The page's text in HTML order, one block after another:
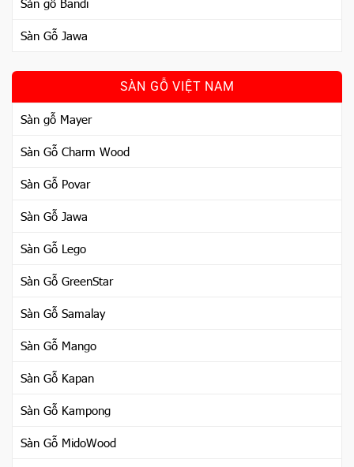
Sàn Gỗ Jawa
SÀN GỖ VIỆT NAM
Sàn gỗ Mayer
Sàn Gỗ Charm Wood
Sàn Gỗ Povar
Sàn Gỗ Jawa
Sàn Gỗ Lego
Sàn Gỗ GreenStar
Sàn Gỗ Samalay
Sàn Gỗ Mango
Sàn Gỗ Kapan
Sàn Gỗ Kampong
Sàn Gỗ MidoWood